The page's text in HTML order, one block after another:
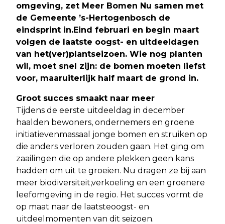
omgeving, zet Meer Bomen Nu samen met
de Gemeente ’s-Hertogenbosch de
eindsprint in.Eind februari en begin maart
volgen de laatste oogst- en uitdeeldagen
van het(ver)plantseizoen. Wie nog planten
wil, moet snel zijn: de bomen moeten liefst
voor, maaruiterlijk half maart de grond in.
Groot succes smaakt naar meer
Tijdens de eerste uitdeeldag in december
haalden bewoners, ondernemers en groene
initiatievenmassaal jonge bomen en struiken op
die anders verloren zouden gaan. Het ging om
zaailingen die op andere plekken geen kans
hadden om uit te groeien. Nu dragen ze bij aan
meer biodiversiteit,verkoeling en een groenere
leefomgeving in de regio. Het succes vormt de
op maat naar de laatsteoogst- en
uitdeelmomenten van dit seizoen.